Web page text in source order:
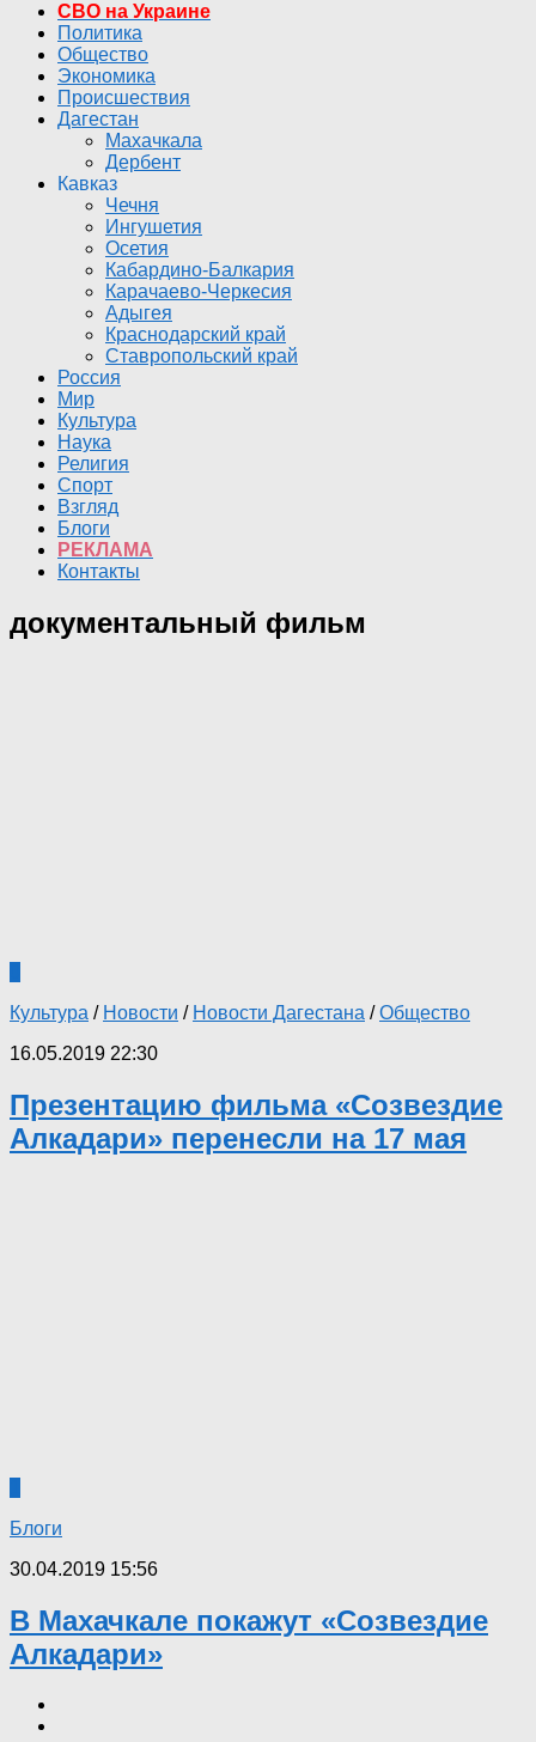
СВО на Украине
Политика
Общество
Экономика
Происшествия
Дагестан
Махачкала
Дербент
Кавказ
Чечня
Ингушетия
Осетия
Кабардино-Балкария
Карачаево-Черкесия
Адыгея
Краснодарский край
Ставропольский край
Россия
Мир
Культура
Наука
Религия
Спорт
Взгляд
Блоги
РЕКЛАМА
Контакты
документальный фильм
Культура / Новости / Новости Дагестана /Общество
16.05.2019 22:30
Презентацию фильма «Созвездие
Алкадари» перенесли на 17 мая
Блоги
30.04.2019 15:56
В Махачкале покажут «Созвездие
Алкадари»